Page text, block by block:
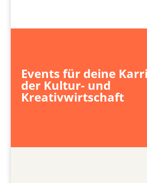
Events für deine
der Kultur- und
Kreativwirtschaft